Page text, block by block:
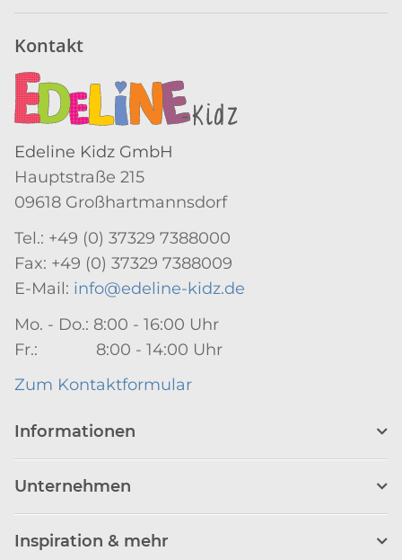
Kontakt
Edeline Kidz GmbH
Hauptstraße 215
09618 Großhartmannsdorf
Tel.: +49 (0) 37329 7388000
Fax: +49 (0) 37329 7388009
E-Mail: info@edeline-kidz.de
Mo. - Do.: 8:00 - 16:00 Uhr
Fr.: 8:00 - 14:00 Uhr
Zum Kontaktformular
Informationen
Unternehmen
Inspiration & mehr